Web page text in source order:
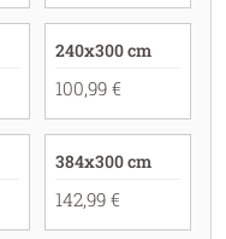
240x300 cm
100,99 €
384x300 cm
142,99 €